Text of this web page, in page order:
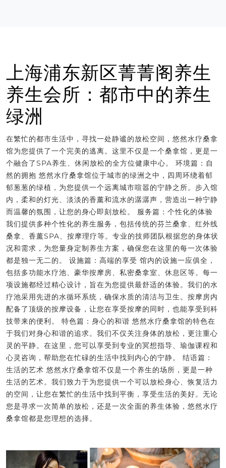
上海浦东新区菁菁阁养生
养生会所：都市中的养生
绿洲
在繁忙的都市生活中，寻找一处静谧的放松空间，悠然水疗桑拿
馆为您提供了一个完美的逃离。这里不仅是一个桑拿馆，更是一
个融合了SPA养生、休闲放松的全方位健康中心。 环境篇：自
然的拥抱 悠然水疗桑拿馆位于城市的绿洲之中，四周环绕着郁
郁葱葱的绿植，为您提供一个远离城市喧嚣的宁静之所。步入馆
内，柔和的灯光、淡淡的香薰和流水的潺潺声，营造出一种宁静
而温馨的氛围，让您的身心即刻放松。 服务篇：个性化的体验
我们提供多种个性化的养生服务，包括传统的芬兰桑拿、红外线
桑拿、香薰SPA、按摩理疗等。专业的技师团队根据您的身体状
况和需求，为您量身定制养生方案，确保您在这里的每一次体验
都是独一无二的。 设施篇：高端的享受 馆内的设施一应俱全，
包括多功能水疗池、豪华按摩房、私密桑拿室、休息区等。每一
项设施都经过精心设计，旨在为您提供最舒适的体验。我们的水
疗池采用先进的水循环系统，确保水质的清洁与卫生。按摩房内
配备了顶级的按摩设备，让您在享受按摩的同时，也能享受到科
技带来的便利。 特色篇：身心的和谐 悠然水疗桑拿馆的特色在
于我们对身心和谐的追求。我们不仅关注身体的放松，更注重心
灵的平静。在这里，您可以享受到专业的冥想指导、瑜伽课程和
心灵咨询，帮助您在忙碌的生活中找到内心的宁静。 结语篇：
生活的艺术 悠然水疗桑拿馆不仅是一个养生的场所，更是一种
生活的艺术。我们致力于为您提供一个可以放松身心、恢复活力
的空间，让您在繁忙的生活中找到平衡，享受生活的美好。无论
您是寻求一次简单的放松，还是一次全面的养生体验，悠然水疗
桑拿馆都是您理想的选择。